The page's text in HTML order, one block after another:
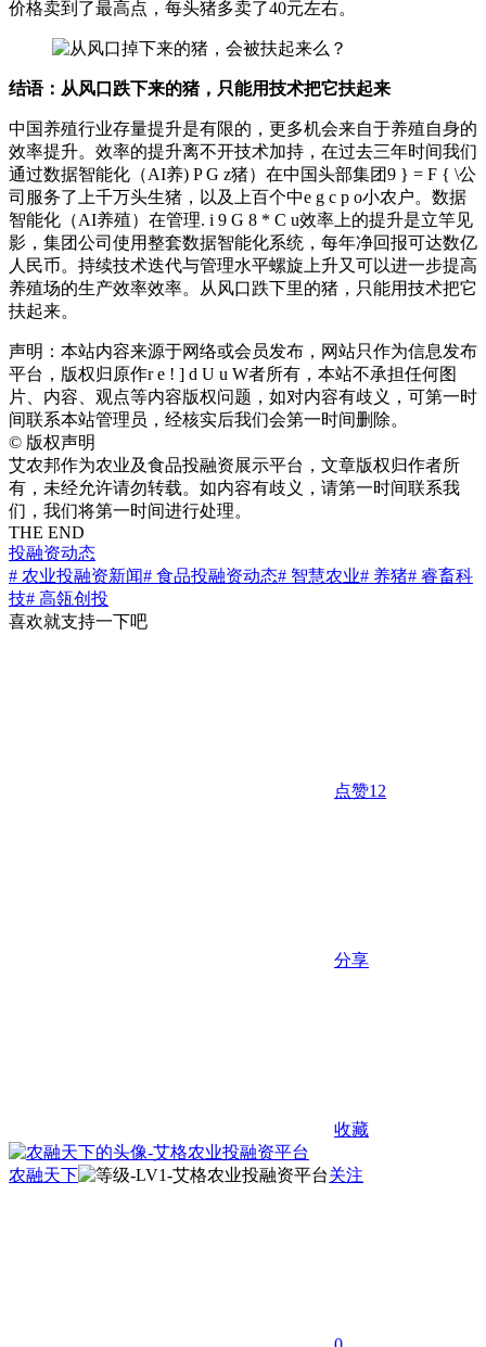
价格卖到了最高点，每头猪多卖了40元左右。
结语： 从风口跌下来的猪，只能用技术把它扶起来
中国养殖行业存量提升是有限的，更多机会来自于养殖自身的
效率提升。效率的提升离不开技术加持，在过去三年时间我们
通过数据智能化（AI养) P G z猪）在中国头部集团9 } = F { \公
司服务了上千万头生猪，以及上百个中e g c p o小农户。数据
智能化（AI养殖）在管理. i 9 G 8 * C u效率上的提升是立竿见
影，集团公司使用整套数据智能化系统，每年净回报可达数亿
人民币。持续技术迭代与管理水平螺旋上升又可以进一步提高
养殖场的生产效率效率。从风口跌下里的猪，只能用技术把它
扶起来。
声明：本站内容来源于网络或会员发布，网站只作为信息发布
平台，版权归原作r e ! ] d U u W者所有，本站不承担任何图
片、内容、观点等内容版权问题，如对内容有歧义，可第一时
间联系本站管理员，经核实后我们会第一时间删除。
© 版权声明
艾农邦作为农业及食品投融资展示平台，文章版权归作者所
有，未经允许请勿转载。如内容有歧义，请第一时间联系我
们，我们将第一时间进行处理。
THE END
投融资动态
# 农业投融资新闻# 食品投融资动态# 智慧农业# 养猪# 睿畜科
技# 高瓴创投
喜欢就支持一下吧
点赞12
分享
收藏
农融天下 关注